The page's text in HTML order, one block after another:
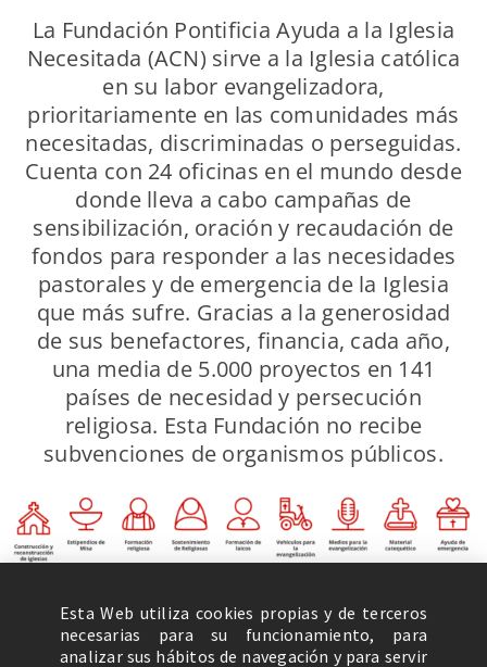
La Fundación Pontificia Ayuda a la Iglesia
Necesitada (ACN) sirve a la Iglesia católica
en su labor evangelizadora,
prioritariamente en las comunidades más
necesitadas, discriminadas o perseguidas.
Cuenta con 24 oficinas en el mundo desde
donde lleva a cabo campañas de
sensibilización, oración y recaudación de
fondos para responder a las necesidades
pastorales y de emergencia de la Iglesia
que más sufre. Gracias a la generosidad
de sus benefactores, financia, cada año,
una media de 5.000 proyectos en 141
países de necesidad y persecución
religiosa. Esta Fundación no recibe
subvenciones de organismos públicos.
Esta Web utiliza cookies propias y de terceros
necesarias para su funcionamiento, para
analizar sus hábitos de navegación y para servir